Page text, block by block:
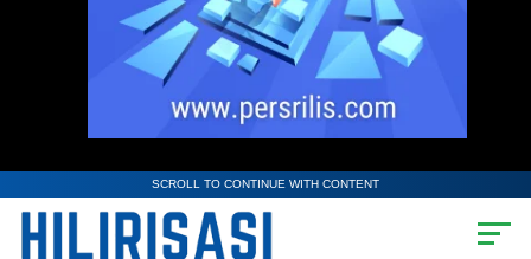
SCROLL TO CONTINUE WITH CONTENT